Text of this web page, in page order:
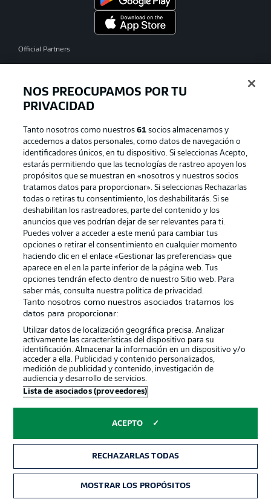
Official Partners
Publicidad Aviso legal
Gestionar las preferencias Declaracion de privacidad
Canales Trabajos
Jugadores Condiciones de uso
Sello Editorial Contacto
© 2026 Bundesliga-Gruppe GmbH
Elegir idioma
Modo
NOS PREOCUPAMOS POR TU
PRIVACIDAD
Tanto nosotros como nuestros61 socios almacenamos y
accedemos a datos personales, como datos de navegación o
identificadores únicos, en tu dispositivo. Si seleccionas Acepto,
estarás permitiendo que las tecnologías de rastreo apoyen los
propósitos que se muestran en «nosotros y nuestros socios
tratamos datos para proporcionar». Si seleccionas Rechazarlas
todas o retiras tu consentimiento, los deshabilitarás. Si se
deshabilitan los rastreadores, parte del contenido y los
anuncios que ves podrían dejar de ser relevantes para ti.
Puedes volver a acceder a este menú para cambiar tus
opciones o retirar el consentimiento en cualquier momento
haciendo clic en el enlace «Gestionar las preferencias» que
aparece en el en la parte inferior de la página web. Tus
opciones tendrán efecto dentro de nuestro Sitio web. Para
saber más, consulta nuestra política de privacidad.
Tanto nosotros como nuestros asociados tratamos los
datos para proporcionar:
Utilizar datos de localización geográfica precisa. Analizar
activamente las características del dispositivo para su
identificación. Almacenar la información en un dispositivo y/o
acceder a ella. Publicidad y contenido personalizados,
medición de publicidad y contenido, investigación de
audiencia y desarrollo de servicios.
Lista de asociados (proveedores)
ACEPTO
RECHAZARLAS TODAS
MOSTRAR LOS PROPÓSITOS